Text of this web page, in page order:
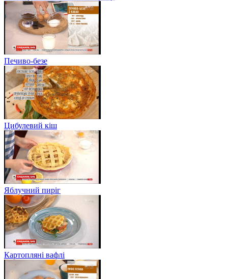
Печиво-безе
Цибулевий кіш
Яблучний пиріг
Картопляні вафлі